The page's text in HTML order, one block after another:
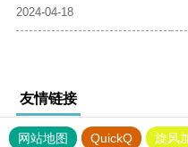
2024-04-18
友情链接
网站地图 QuickQ 旋风